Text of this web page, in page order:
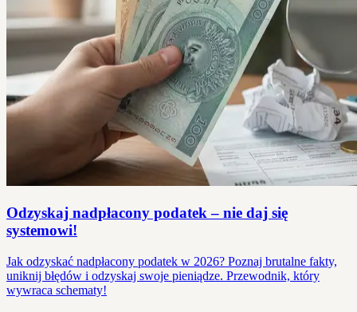
Odzyskaj nadpłacony podatek – nie daj się
systemowi!
Jak odzyskać nadpłacony podatek w 2026? Poznaj brutalne fakty,
uniknij błędów i odzyskaj swoje pieniądze. Przewodnik, który
wywraca schematy!